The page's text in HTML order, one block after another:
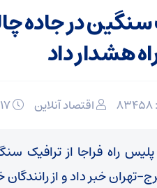
سنگین در جاده
هشدار داد
اقتصاد آنلاین
راه فراجا از ترافیک
تهران خبر داد و از